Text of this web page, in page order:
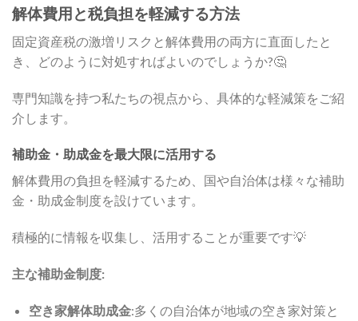
解体費用と税負担を軽減する方法
固定資産税の激増リスクと解体費用の両方に直面したと
き、どのように対処すればよいのでしょうか?🤔
専門知識を持つ私たちの視点から、具体的な軽減策をご紹
介します。
補助金・助成金を最大限に活用する
解体費用の負担を軽減するため、国や自治体は様々な補助
金・助成金制度を設けています。
積極的に情報を収集し、活用することが重要です💡
主な補助金制度:
空き家解体助成金:多くの自治体が地域の空き家対策と